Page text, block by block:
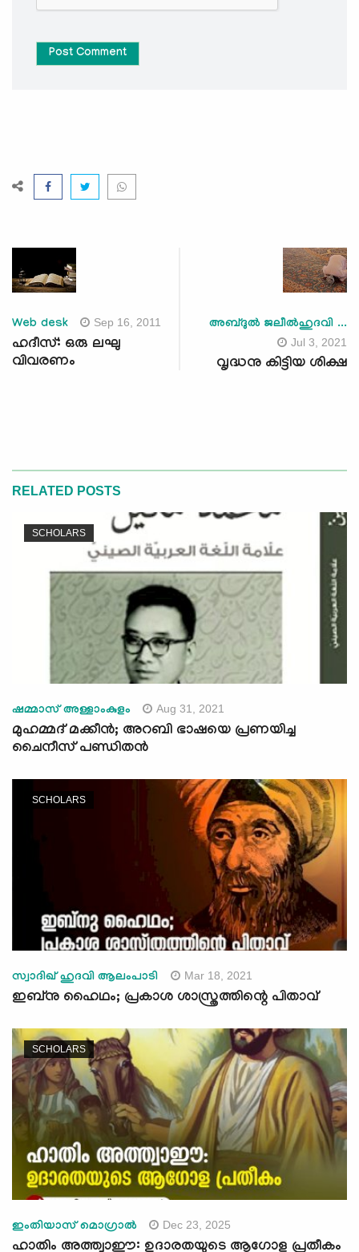
Post Comment
Web desk Sep 16, 2011
ഹദീസ്: ഒരു ലഘു
വിവരണം
അബ്ദുല്‍ ജലീല്‍ഹുദവി ...
Jul 3, 2021
വൃദ്ധനു കിട്ടിയ ശിക്ഷ
RELATED POSTS
SCHOLARS
ഷമ്മാസ് അള്ളാംകുളം Aug 31, 2021
മുഹമ്മദ് മക്കീൻ; അറബി ഭാഷയെ പ്രണയിച്ച
ചൈനീസ് പണ്ഡിതൻ
SCHOLARS
സ്വാദിഖ് ഹുദവി ആലംപാടി Mar 18, 2021
ഇബ്നു ഹൈഥം; പ്രകാശ ശാസ്ത്രത്തിന്റെ പിതാവ്
SCHOLARS
ഇംതിയാസ് മൊഗ്രാൽ Dec 23, 2025
ഹാതിം അത്ത്വാഈ: ഉദാരതയുടെ ആഗോള പ്രതീകം